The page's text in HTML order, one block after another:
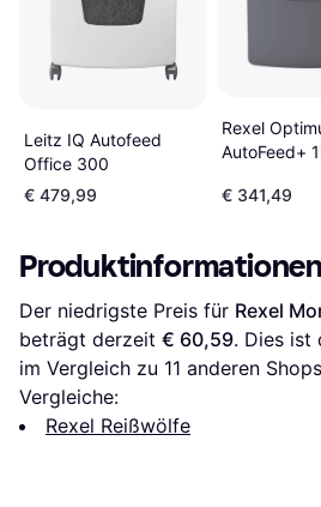
Leitz IQ Autofeed
Office 300
€ 479,99
Rexel
AutoFeed+
Paper
€ 341,49
Produktinformationen
Der niedrigste Preis für Rexel
beträgt derzeit € 60,59. Dies ist
im Vergleich zu 11 anderen
Vergleiche:
Rexel Reißwölfe